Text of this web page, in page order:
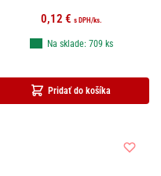
0,12 € s DPH /ks.
Pridať do košíka
Na sklade: 709 ks